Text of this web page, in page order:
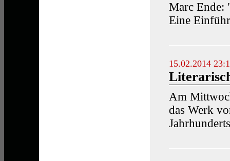
Marc Ende:
Eine
15.02.2014
Am
das Werk